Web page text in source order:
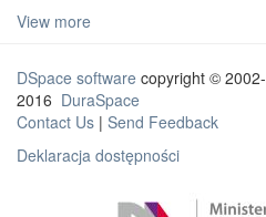
View more
DSpace software copyright © 2002-
2016 DuraSpace
Contact Us | Send Feedback
Deklaracja dostępności